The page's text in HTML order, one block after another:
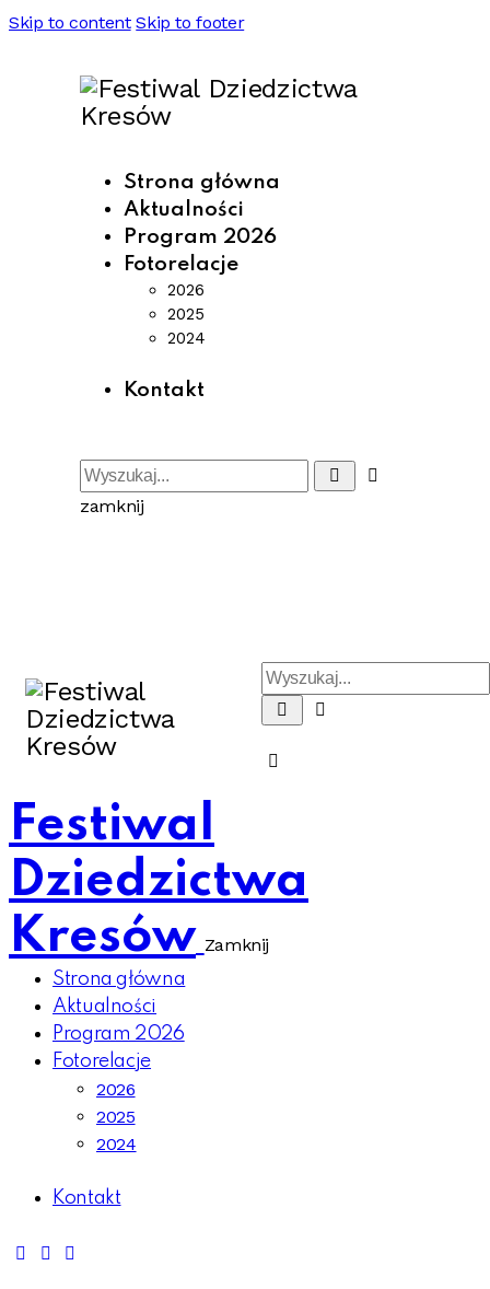
Skip to content Skip to footer
Strona główna
Aktualności
Program 2026
Fotorelacje
2026
2025
2024
Kontakt
zamknij
Festiwal
Dziedzictwa
Kresów Zamknij
Strona główna
Aktualności
Program 2026
Fotorelacje
2026
2025
2024
Kontakt